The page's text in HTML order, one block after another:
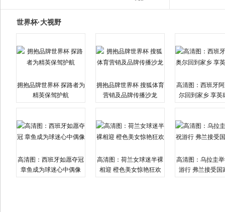
世界杯·大视野
拥抱品牌世界杯 探路者为
精英保驾护航
拥抱品牌世界杯 搜狐体育
营销及品牌传播沙龙
高清图：西班牙
尔回到家乡 享英
高清图：西班牙如愿夺冠
章鱼成为球迷心中偶像
高清图：荷兰女球迷半裸
相迎 橙色美女惊艳狂欢
高清图：乌拉圭
游行 弗兰接受国